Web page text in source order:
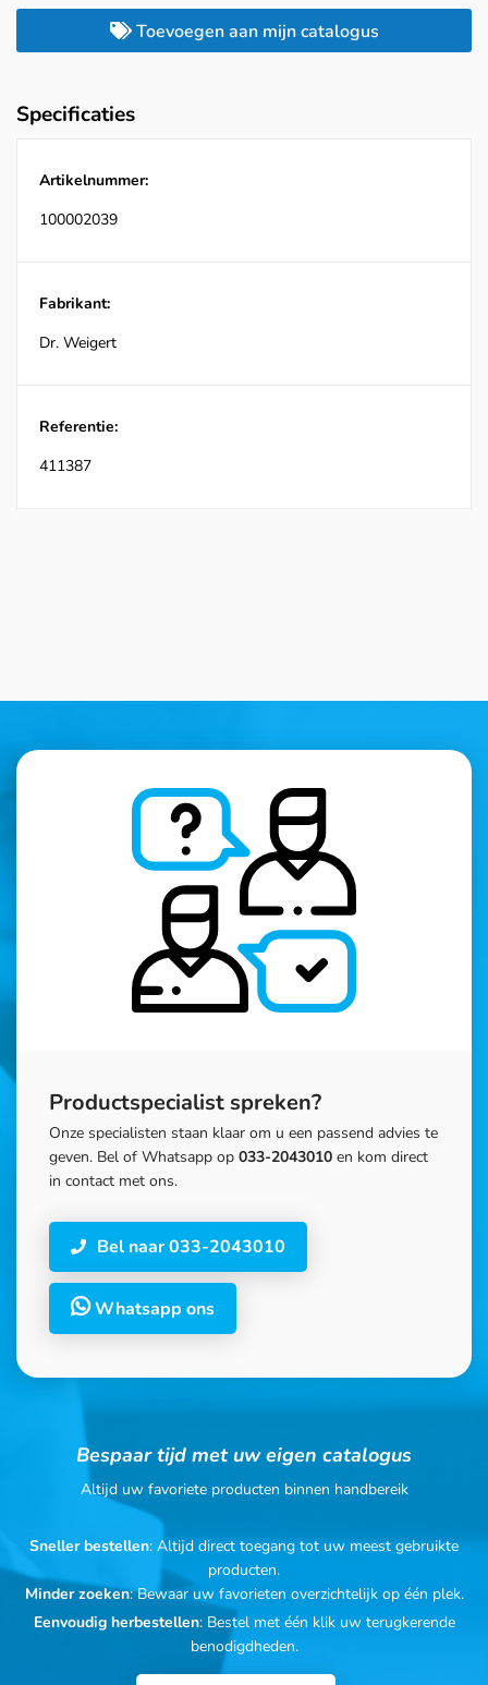
Toevoegen aan mijn catalogus
Specificaties
Artikelnummer:
100002039
Fabrikant:
Dr. Weigert
Referentie:
411387
Productspecialist spreken?
Onze specialisten staan klaar om u een passend advies te
geven. Bel of Whatsapp op 033-2043010 en kom direct
in contact met ons.
Bel naar 033-2043010
Whatsapp ons
Bespaar tijd met uw eigen catalogus
Altijd uw favoriete producten binnen handbereik
Sneller bestellen: Altijd direct toegang tot uw meest gebruikte
producten.
Minder zoeken: Bewaar uw favorieten overzichtelijk op één plek.
Eenvoudig herbestellen: Bestel met één klik uw terugkerende
benodigdheden.